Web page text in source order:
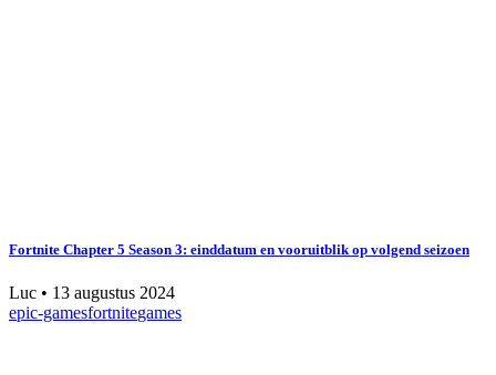
Fortnite Chapter 5 Season 3: einddatum en vooruitblik op volgend seizoen
Luc • 13 augustus 2024
epic-gamesfortnitegames